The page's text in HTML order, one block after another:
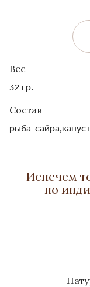
Вес
32 гр.
Состав
рыба-
Испечем
по